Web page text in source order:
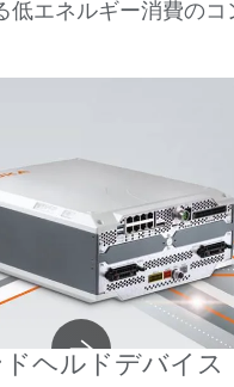
低エネルギー消費のコ
ヘルドデバイス